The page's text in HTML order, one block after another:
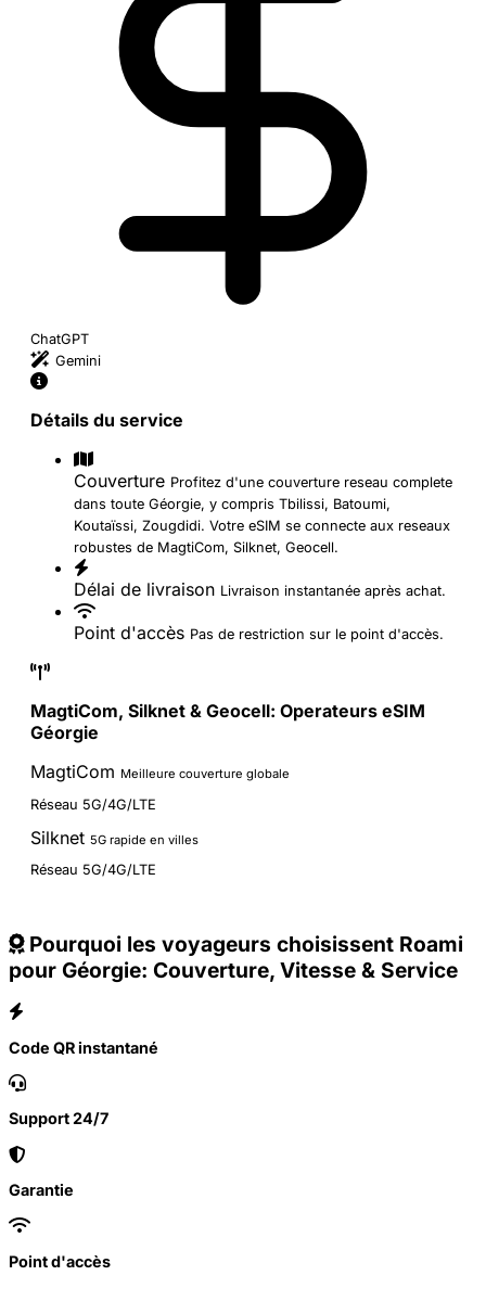
ChatGPT
Gemini
Détails du service
Couverture Profitez d'une couverture reseau complete
dans toute Géorgie, y compris Tbilissi, Batoumi,
Koutaïssi, Zougdidi. Votre eSIM se connecte aux reseaux
robustes de MagtiCom, Silknet, Geocell.
Délai de livraison Livraison instantanée après achat.
Point d'accès Pas de restriction sur le point d'accès.
MagtiCom, Silknet & Geocell: Operateurs eSIM
Géorgie
MagtiCom Meilleure couverture globale
Réseau 5G/4G/LTE
Silknet 5G rapide en villes
Réseau 5G/4G/LTE
Pourquoi les voyageurs choisissent Roami
pour Géorgie: Couverture, Vitesse & Service
Code QR instantané
Support 24/7
Garantie
Point d'accès